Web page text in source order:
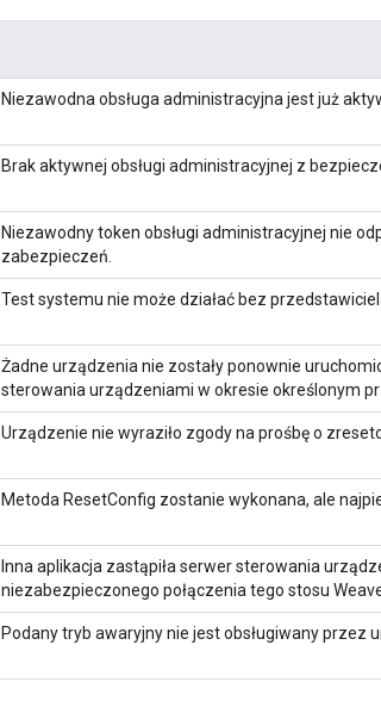
Niezawodna obsługa administracyjna jest już
Brak aktywnej obsługi administracyjnej z
Niezawodny token obsługi administracyjnej nie
zabezpieczeń.
Test systemu nie może działać bez
Żadne urządzenia nie zostały ponownie
sterowania urządzeniami w okresie określonym
Urządzenie nie wyraziło zgody na prośbę o
Metoda ResetConfig zostanie wykonana, ale
Inna aplikacja zastąpiła serwer sterowania
niezabezpieczonego połączenia tego stosu
Podany tryb awaryjny nie jest obsługiwany przez